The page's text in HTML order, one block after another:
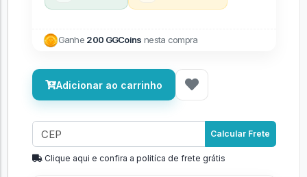
Ganhe 200 GGCoins nesta compra
Adicionar ao carrinho
Calcular Frete
Clique aqui e confira a politíca de frete grátis